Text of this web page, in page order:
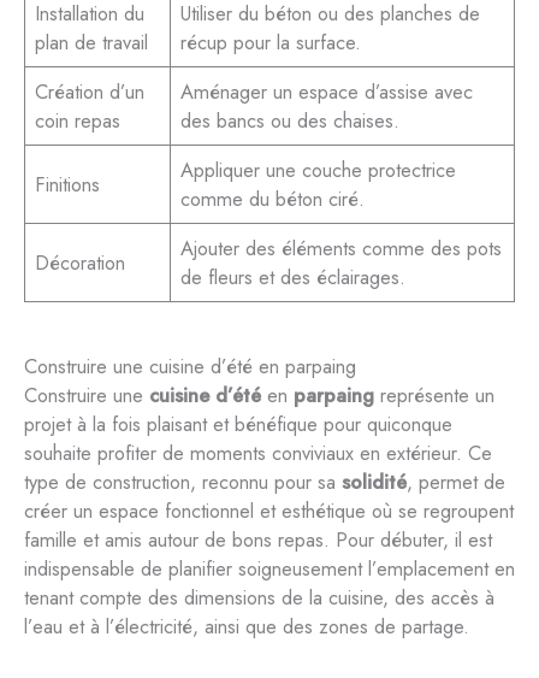
Installation du
plan de travail
Utiliser du béton ou des planches de
récup pour la surface.
Création d’un
coin repas
Aménager un espace d’assise avec
des bancs ou des chaises.
Finitions
Appliquer une couche protectrice
comme du béton ciré.
Décoration
Ajouter des éléments comme des pots
de fleurs et des éclairages.
Construire une cuisine d’été en parpaing
Construire une cuisine d’été en parpaing représente un
projet à la fois plaisant et bénéfique pour quiconque
souhaite profiter de moments conviviaux en extérieur. Ce
type de construction, reconnu pour sa solidité, permet de
créer un espace fonctionnel et esthétique où se regroupent
famille et amis autour de bons repas. Pour débuter, il est
indispensable de planifier soigneusement l’emplacement en
tenant compte des dimensions de la cuisine, des accès à
l’eau et à l’électricité, ainsi que des zones de partage.